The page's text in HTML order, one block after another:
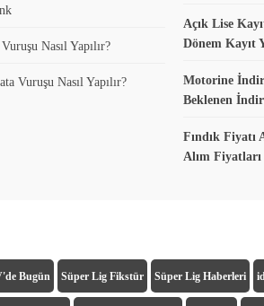
Nasıl Yapılır?
Vuruşu Nasıl Yapılır?
Açık Lise
Dönem Kayıt
Motorine
Beklenen
Fındık Fiyatı
Alım
Bugün Süper Lig Fikstür Süper Lig Haberleri